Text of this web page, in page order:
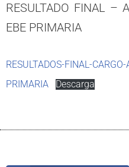
RESULTADO FINAL –
EBE PRIMARIA
RESULTADOS-FINAL-
PRIMARIA
Descarga